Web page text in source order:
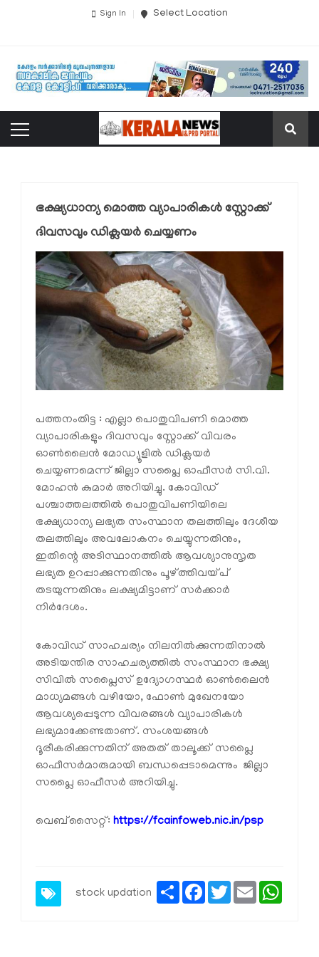
Sign In Select Location
ഭക്ഷ്യധാന്യ മൊത്ത വ്യാപാരികള്‍ സ്റ്റോക്ക്
ദിവസവും ഡിക്ലയര്‍ ചെയ്യണം
പത്തനംതിട്ട : എല്ലാ പൊതുവിപണി മൊത്ത
വ്യാപാരികളും ദിവസവും സ്റ്റോക്ക് വിവരം
ഓണ്‍ലൈന്‍ മോഡ്യൂളില്‍ ഡിക്ലയര്‍
ചെയ്യണമെന്ന് ജില്ലാ സപ്ലൈ ഓഫീസര്‍ സി.വി.
മോഹന്‍ കുമാര്‍ അറിയിച്ചു. കോവിഡ്
പശ്ചാത്തലത്തില്‍ പൊതുവിപണിയിലെ
ഭക്ഷ്യധാന്യ ലഭ്യത സംസ്ഥാന തലത്തിലും ദേശീയ
തലത്തിലും അവലോകനം ചെയ്യുന്നതിനും,
ഇതിന്റെ അടിസ്ഥാനത്തില്‍ ആവശ്യാനുസൃത
ലഭ്യത ഉറപ്പാക്കുന്നതിനും പൂഴ്ത്തിവയ്പ്
തടയുന്നതിനും ലക്ഷ്യമിട്ടാണ് സര്‍ക്കാര്‍
നിര്‍ദേശം.
കോവിഡ് സാഹചര്യം നിലനില്‍ക്കുന്നതിനാല്‍
അടിയന്തിര സാഹചര്യത്തില്‍ സംസ്ഥാന ഭക്ഷ്യ
സിവില്‍ സപ്ലൈസ് ഉദ്യോഗസ്ഥര്‍ ഓണ്‍ലൈന്‍
മാധ്യമങ്ങള്‍ വഴിയോ, ഫോണ്‍ മുഖേനയോ
ആവശ്യപ്പെടുന്ന വിവരങ്ങള്‍ വ്യാപാരികള്‍
ലഭ്യമാക്കേണ്ടതാണ്. സംശയങ്ങള്‍
ദൂരീകരിക്കുന്നതിന് അതത് താലൂക്ക് സപ്ലൈ
ഓഫീസര്‍മാരുമായി ബന്ധപ്പെടാമെന്നും ജില്ലാ
സപ്ലൈ ഓഫീസര്‍ അറിയിച്ചു.
വെബ്‌സൈറ്റ്: https://fcainfoweb.nic.in/psp
stock updation
ShareFacebook
TwitterEmail